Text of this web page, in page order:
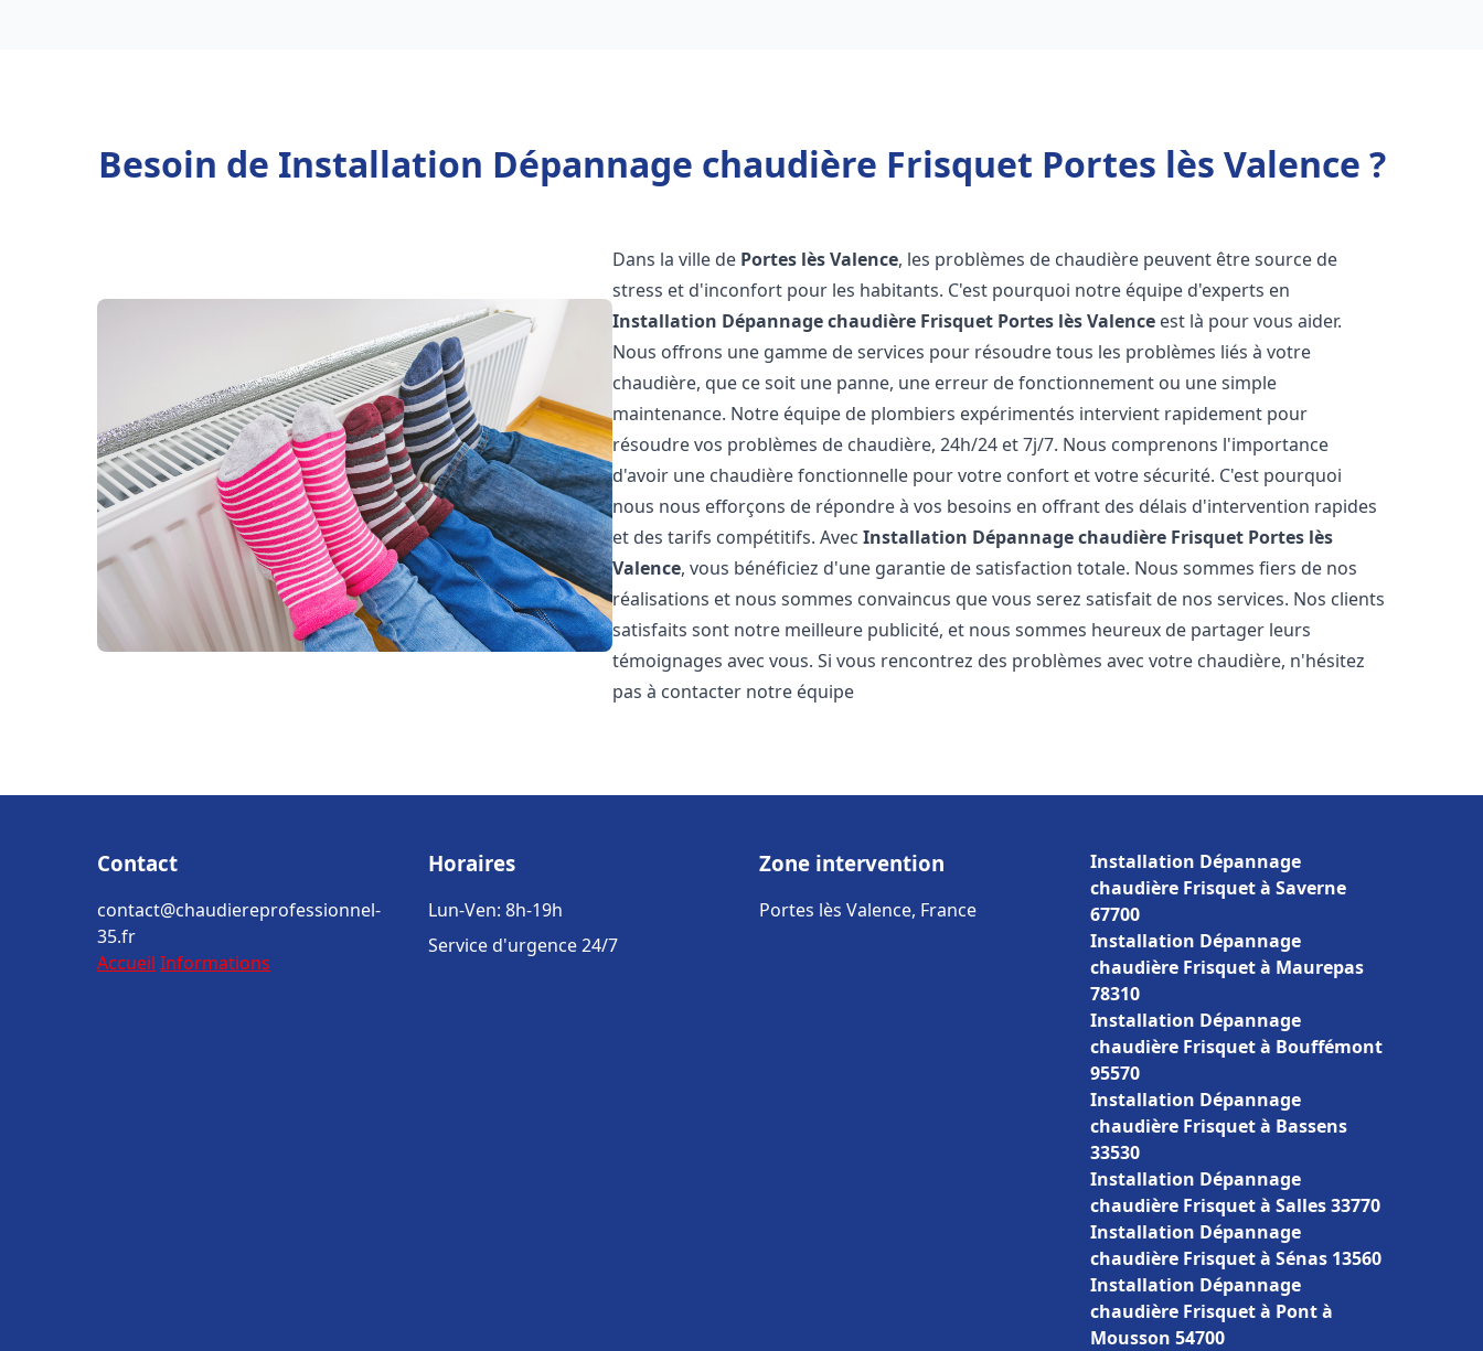
Besoin de Installation Dépannage chaudière Frisquet Portes lès Valence ?
Dans la ville de Portes lès Valence, les problèmes de chaudière peuvent être source de
stress et d'inconfort pour les habitants. C'est pourquoi notre équipe d'experts en
Installation Dépannage chaudière Frisquet Portes lès Valence est là pour vous aider.
Nous offrons une gamme de services pour résoudre tous les problèmes liés à votre
chaudière, que ce soit une panne, une erreur de fonctionnement ou une simple
maintenance. Notre équipe de plombiers expérimentés intervient rapidement pour
résoudre vos problèmes de chaudière, 24h/24 et 7j/7. Nous comprenons l'importance
d'avoir une chaudière fonctionnelle pour votre confort et votre sécurité. C'est pourquoi
nous nous efforçons de répondre à vos besoins en offrant des délais d'intervention rapides
et des tarifs compétitifs. AvecInstallation Dépannage chaudière Frisquet Portes lès
Valence, vous bénéficiez d'une garantie de satisfaction totale. Nous sommes fiers de nos
réalisations et nous sommes convaincus que vous serez satisfait de nos services. Nos clients
satisfaits sont notre meilleure publicité, et nous sommes heureux de partager leurs
témoignages avec vous. Si vous rencontrez des problèmes avec votre chaudière, n'hésitez
pas à contacter notre équipe
Contact
contact@chaudiereprofessionnel-
35.fr
Accueil Informations
Horaires
Lun-Ven: 8h-19h
Service d'urgence 24/7
Zone intervention
Portes lès Valence, France
Installation Dépannage
chaudière Frisquet à Saverne
67700
Installation Dépannage
chaudière Frisquet à Maurepas
78310
Installation Dépannage
chaudière Frisquet à Bouffémont
95570
Installation Dépannage
chaudière Frisquet à Bassens
33530
Installation Dépannage
chaudière Frisquet à Salles 33770
Installation Dépannage
chaudière Frisquet à Sénas 13560
Installation Dépannage
chaudière Frisquet à Pont à
Mousson 54700